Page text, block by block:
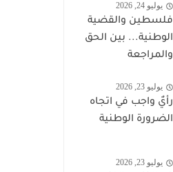
يوليو 24, 2026
فلسطين والقضية
الوطنية... بين الحق
والمراجعة
يوليو 23, 2026
رأيٌ واجب في اتجاه
الضرورة الوطنية
يوليو 23, 2026